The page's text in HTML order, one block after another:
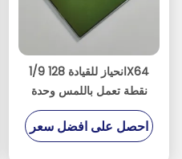
1/9 انحياز للقيادة 128X64
نقطة تعمل باللمس وحدة
عرض LCD للكاميرا
احصل على افضل سعر